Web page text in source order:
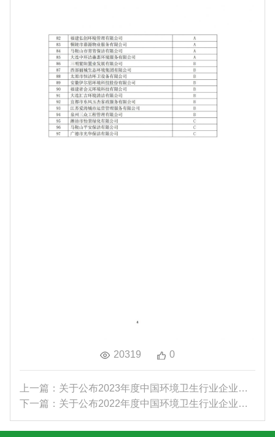
20319 0
上一篇：关于公布2023年度中国环境卫生行业企业信用...
下一篇：关于公布2022年度中国环境卫生行业企业信用...